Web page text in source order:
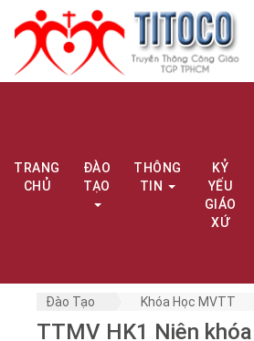
TRANG
CHỦ
ĐÀO
TẠO
THÔNG
TIN
KỶ
YẾU
GIÁO
XỨ
Đào Tạo Khóa Học MVTT
TTMV HK1 Niên